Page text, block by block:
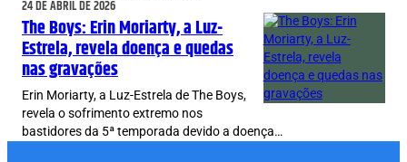
24 DE ABRIL DE 2026
The Boys: Erin Moriarty, a Luz-
Estrela, revela doença e quedas
nas gravações
Erin Moriarty, a Luz-Estrela de The Boys,
revela o sofrimento extremo nos
bastidores da 5ª temporada devido a doença…